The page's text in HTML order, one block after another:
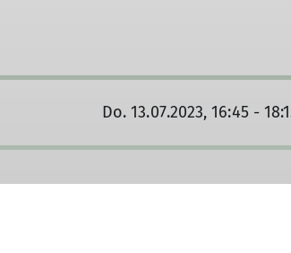
Do. 13.07.2023, 16:45 -